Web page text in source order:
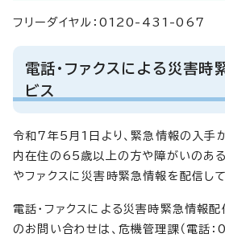
フリーダイヤル：0120-431-067
電話・ファクスによる災害時
ビス
令和7年5月1日より、緊急情報の入手
内在住の65歳以上の方や障がいのあ
やファクスに災害時緊急情報を配信して
電話・ファクスによる災害時緊急情報
のお問い合わせは、危機管理課（電